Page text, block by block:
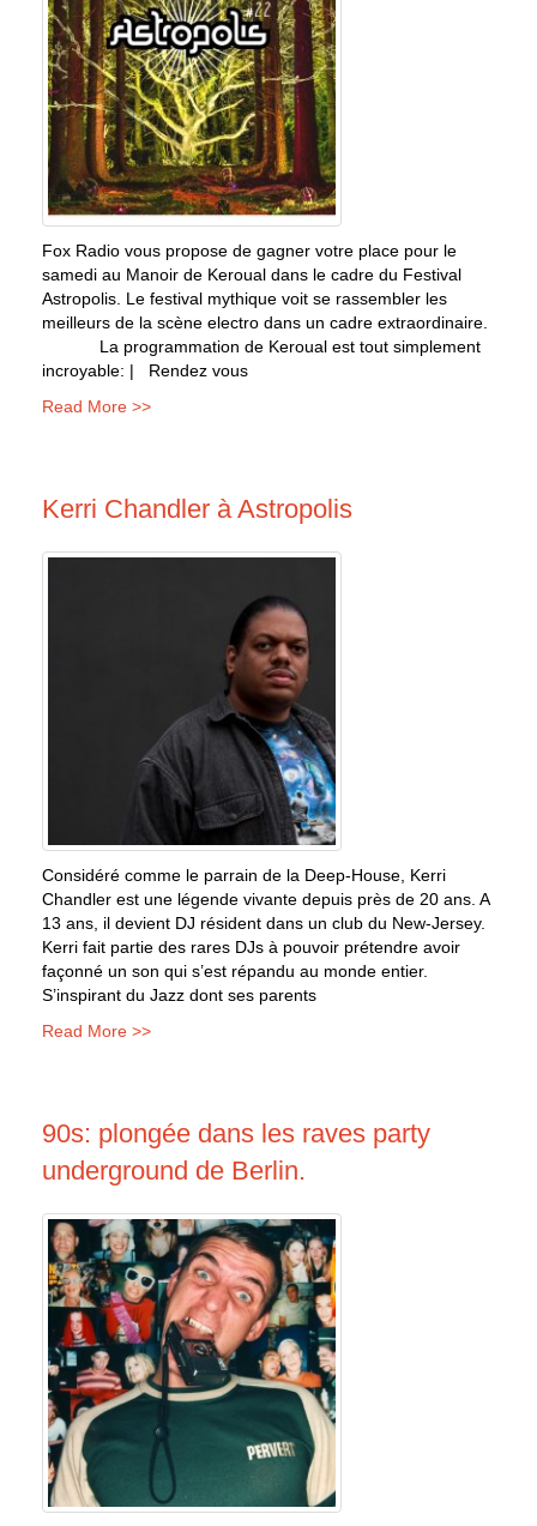
Fox Radio vous propose de gagner votre place pour le
samedi au Manoir de Keroual dans le cadre du Festival
Astropolis. Le festival mythique voit se rassembler les
meilleurs de la scène electro dans un cadre extraordinaire.
La programmation de Keroual est tout simplement
incroyable: | Rendez vous
Read More >>
Kerri Chandler à Astropolis
Considéré comme le parrain de la Deep-House, Kerri
Chandler est une légende vivante depuis près de 20 ans. A
13 ans, il devient DJ résident dans un club du New-Jersey.
Kerri fait partie des rares DJs à pouvoir prétendre avoir
façonné un son qui s’est répandu au monde entier.
S’inspirant du Jazz dont ses parents
Read More >>
90s: plongée dans les raves party
underground de Berlin.